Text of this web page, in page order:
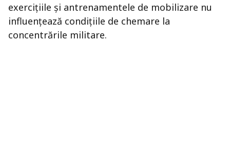
exerciţiile şi antrenamentele de mobilizare nu
influenţează condiţiile de chemare la
concentrările militare.